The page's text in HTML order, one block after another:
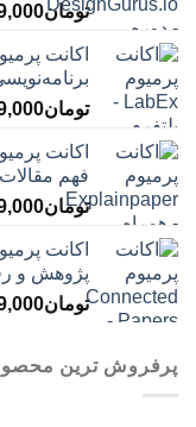
تومان
تومان
فهم
تومان
پژوهش و
تومان
پرفروش ترین